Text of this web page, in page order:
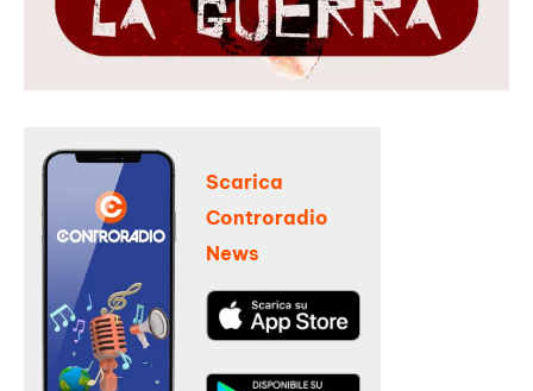
Scarica
Controradio
News